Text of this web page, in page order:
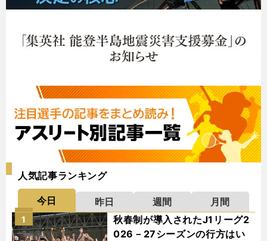
人気記事ランキング
今日 昨日 週間
月間
秋春制が導入されたJ1リーグ2
026－27シーズンの行方はい
1